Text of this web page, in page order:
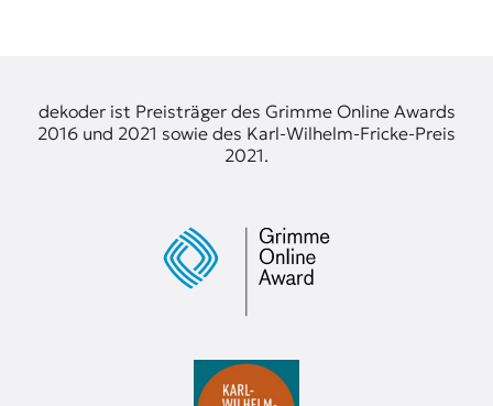
dekoder ist Preisträger des Grimme Online Awards
2016 und 2021 sowie des Karl-Wilhelm-Fricke-Preis
2021.